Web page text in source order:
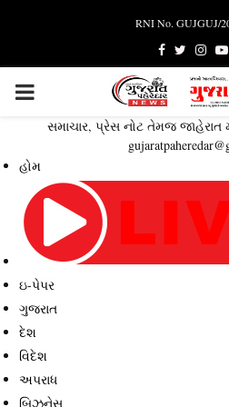
RNI No. GUJGUJ/
Facebook
Twitter
PRIMARY
MENU
સમાચાર, પ્રેસ નોટ તેમજ જાહેરાત
હોમ
ઇ-પેપર
ગુજરાત
દેશ
વિદેશ
અપરાધ
બિઝનેસ